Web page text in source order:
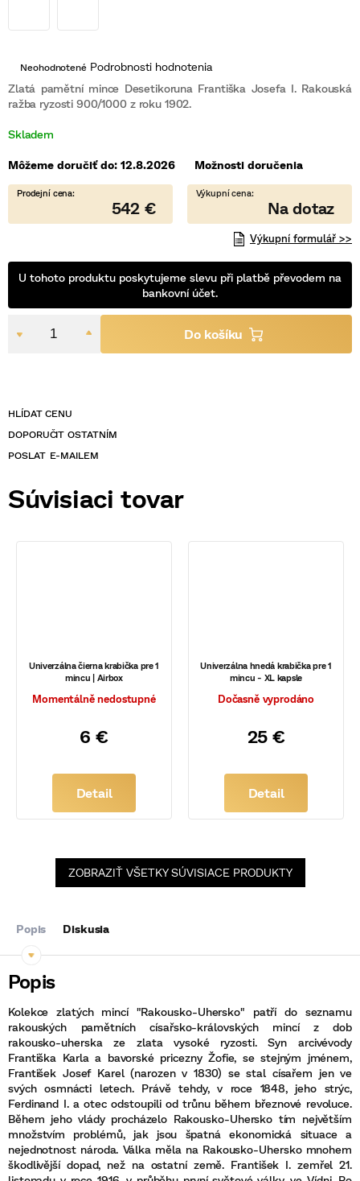
Skladem
Zlatá pamětní mince Desetikoruna Františka Josefa I. Rakouská
ražba ryzosti 900/1000 z roku 1902.
POSLAT
Priemerné
produktu
je
0,0
5
Neohodnotené Podrobnosti hodnotenia
542 €
Výkupní formulář >>
U tohoto produktu poskytujeme slevu při platbě převodem na
bankovní účet.
Môžeme doručiť do: 12.8.2026 Možnosti doručenia
Súvisiaci tovar
Univerzálna čierna krabička pre 1
mincu | Airbox
Momentálně nedostupné
6 €
Detail
Univerzálna hnedá krabička pre 1
mincu - XL kapsle
Dočasně vyprodáno
25 €
Detail
ZOBRAZIŤ VŠETKY SÚVISIACE PRODUKTY
Popis Diskusia
Kolekce zlatých mincí "Rakousko-Uhersko" patří do seznamu
rakouských pamětních císařsko-královských mincí z dob
rakousko-uherska ze zlata vysoké ryzosti. Syn arcivévody
Františka Karla a bavorské pricezny Žofie, se stejným jménem,
František Josef Karel (narozen v 1830) se stal císařem jen ve
svých osmnácti letech. Právě tehdy, v roce 1848, jeho strýc,
Ferdinand I. a otec odstoupili od trůnu během březnové revoluce.
Během jeho vlády procházelo Rakousko-Uhersko tím největším
množstvím problémů, jak jsou špatná ekonomická situace a
nejednotnost národa. Válka měla na Rakousko-Uhersko mnohem
škodlivější dopad, než na ostatní země. František I. zemřel 21.